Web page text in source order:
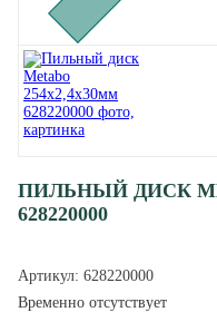
ПИЛЬНЫЙ ДИСК
628220000
Артикул: 628220000
Временно отсутствует